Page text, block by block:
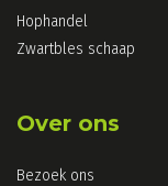
Hophandel
Zwartbles schaap
Over ons
Bezoek ons